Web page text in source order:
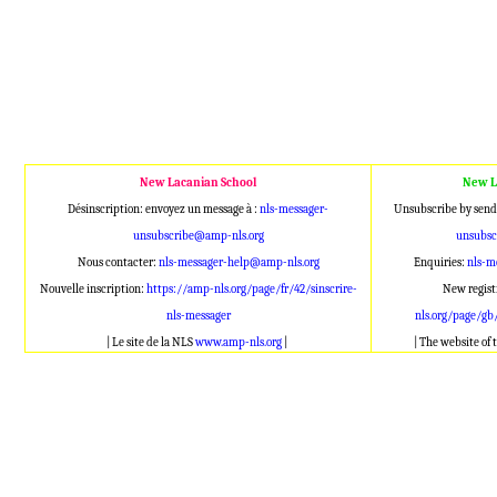
New Lacanian School
Désinscription: envoyez un message à :nls-messager-
unsubscribe@amp-nls.org
Nous contacter: nls-messager-help@amp-nls.org
Nouvelle inscription: https://amp-nls.org/page/fr/42/sinscrire-
nls-messager
| Le site de la NLSwww.amp-nls.org
New
Unsubscribe by
Enquiries:nls-
New
nls.org/page/
| The website of